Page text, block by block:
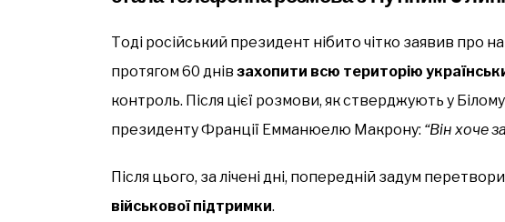
Тоді російський президент нібито чітко заявив про
протягом 60 днів захопити всю територію
контроль. Після цієї розмови, як стверджують у
президенту Франції Емманюелю Макрону: “Він хоче
Після цього, за лічені дні, попередній задум
військової підтримки.